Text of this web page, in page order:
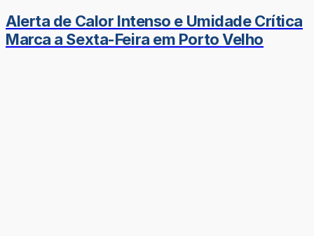
Alerta de Calor Intenso e Umidade Crítica
Marca a Sexta-Feira em Porto Velho